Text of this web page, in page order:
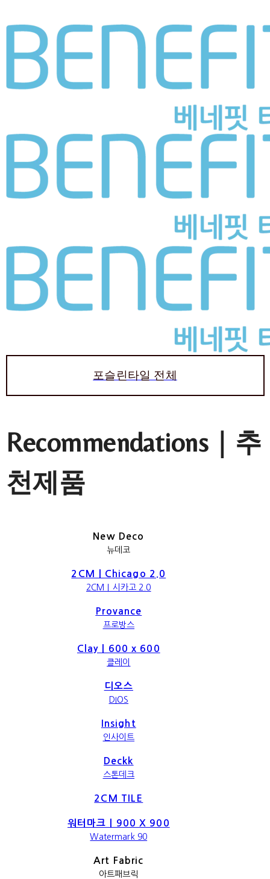
포슬린타일 전체
Recommendations｜추
천제품
New Deco
뉴데코
2CM｜Chicago 2.0
2CM｜시카고 2.0
Provance
프로방스
Clay｜600 x 600
클레이
디오스
DIOS
Insight
인사이트
Deckk
스톤데크
2CM TILE
워터마크｜900 X 900
Watermark 90
Art Fabric
아트패브릭